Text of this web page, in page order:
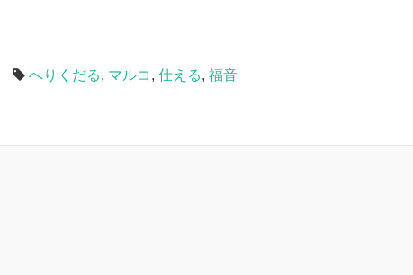
へりくだる, マルコ , 仕える, 福音